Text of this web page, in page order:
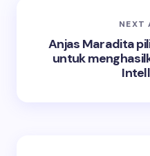
NEXT
Anjas Maradita
untuk